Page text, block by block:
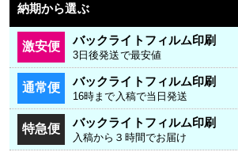
納期から選ぶ
激安便 バックライトフィルム印刷
3日後発送で最安値
通常便 バックライトフィルム印刷
16時まで入稿で当日発送
特急便 バックライトフィルム印刷
入稿から３時間でお届け